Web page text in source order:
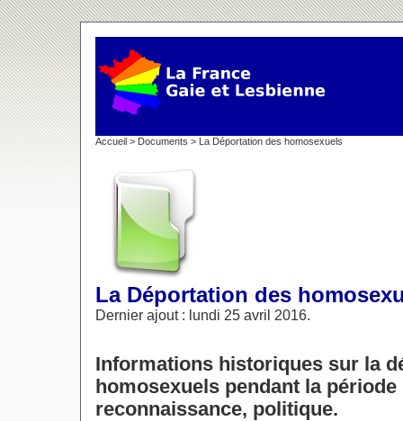
Accueil > Documents > La Déportation des homosexuels
La Déportation des
Dernier ajout : lundi 25 avril 2016.
Informations historiques sur la
homosexuels pendant la période
reconnaissance, politique.